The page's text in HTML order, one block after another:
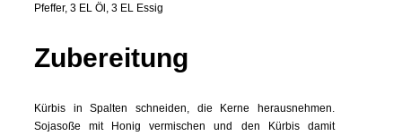
Pfeffer, 3 EL Öl, 3 EL Essig
Zubereitung
Kürbis in Spalten schneiden, die Kerne herausnehmen.
Sojasoße mit Honig vermischen und den Kürbis damit